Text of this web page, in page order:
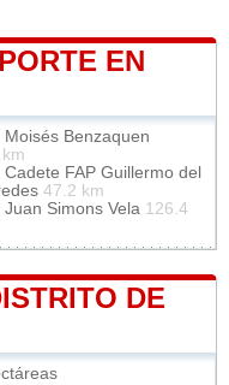
EN
Benzaquen
FAP Guillermo del
47.2 km
Simons Vela 126.4
DE